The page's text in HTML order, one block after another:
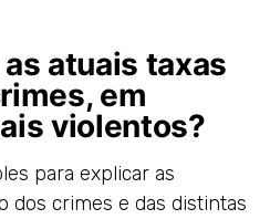
atuais taxas
em
violentos?
para explicar as
dos crimes e das distintas